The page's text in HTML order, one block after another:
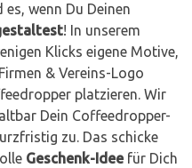
wenn Du Deinen
! In unserem
Klicks eigene Motive,
& Vereins-Logo
platzieren. Wir
Dein Coffeedropper-
zu. Das schicke
Geschenk-Ideefür Dich